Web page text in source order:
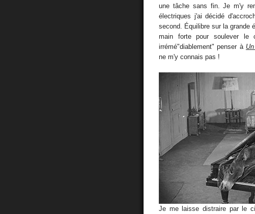
une tâche sans fin. Je m'y
électriques j'ai décidé
second. Équilibre sur la grande
main forte pour soulever
irrémé"diablement" penser à
ne m'y connais pas !
Je me laisse distraire par le